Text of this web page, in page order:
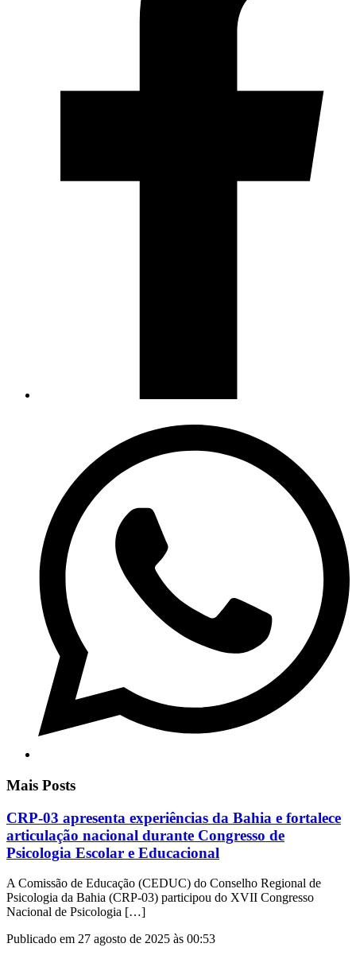
Mais Posts
CRP-03 apresenta experiências da Bahia e fortalece
articulação nacional durante Congresso de
Psicologia Escolar e Educacional
A Comissão de Educação (CEDUC) do Conselho Regional de
Psicologia da Bahia (CRP-03) participou do XVII Congresso
Nacional de Psicologia […]
Publicado em 27 agosto de 2025 às 00:53